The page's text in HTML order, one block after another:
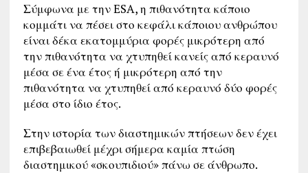
Σύμφωνα με την ESA, η πιθανότητα κάποιο
κομμάτι να πέσει στο κεφάλι κάποιου ανθρώπου
είναι δέκα εκατομμύρια φορές μικρότερη από
την πιθανότητα να χτυπηθεί κανείς από κεραυνό
μέσα σε ένα έτος ή μικρότερη από την
πιθανότητα να χτυπηθεί από κεραυνό δύο φορές
μέσα στο ίδιο έτος.
Στην ιστορία των διαστημικών πτήσεων δεν έχει
επιβεβαιωθεί μέχρι σήμερα καμία πτώση
διαστημικού «σκουπιδιού» πάνω σε άνθρωπο.